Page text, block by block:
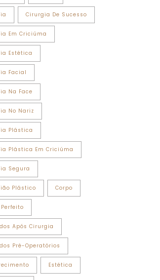
Cirurgia De Sucesso
Em Criciúma
Estética
Facial
Na Face
No Nariz
Plástica
Plástica Em Criciúma
Segura
Plástico Corpo
Após Cirurgia
Pré-Operatórios
Estética